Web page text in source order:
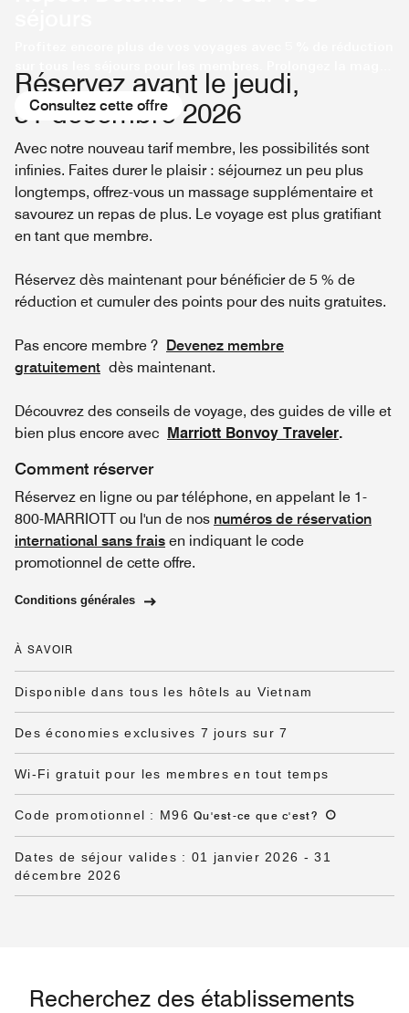
de vos vacances au Vietnam dès aujourd'hui !
Consultez cette offre
Réservez avant le jeudi,
31 décembre 2026
Avec notre nouveau tarif membre, les possibilités sont
infinies. Faites durer le plaisir : séjournez un peu plus
longtemps, offrez-vous un massage supplémentaire et
savourez un repas de plus. Le voyage est plus gratifiant
en tant que membre.
Réservez dès maintenant pour bénéficier de 5 % de
réduction et cumuler des points pour des nuits gratuites.
Pas encore membre ? Devenez membre
gratuitement dès maintenant.
Découvrez des conseils de voyage, des guides de ville et
bien plus encore avec Marriott Bonvoy Traveler.
Comment réserver
Réservez en ligne ou par téléphone, en appelant le 1-
800-MARRIOTT ou l'un de nos numéros de réservation
international sans frais en indiquant le code
promotionnel de cette offre.
Conditions générales
À SAVOIR
Disponible dans tous les hôtels au Vietnam
Des économies exclusives 7 jours sur 7
Wi-Fi gratuit pour les membres en tout temps
Code promotionnel : M96 Qu'est-ce que c'est?
Dates de séjour valides : 01 janvier 2026 -31
décembre 2026
Recherchez des établissements